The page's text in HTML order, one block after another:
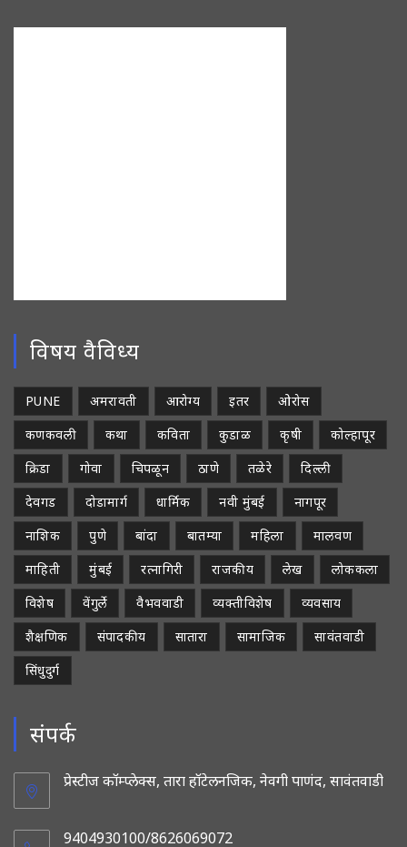
विषय वैविध्य
PUNE अमरावती आरोग्य इतर
ओरोस
कणकवली
कथा कविता कुडाळ कृषी
कोल्हापूर
क्रिडा
गोवा चिपळून ठाणे तळेरे
दिल्ली
देवगड
दोडामार्ग धार्मिक नवी मुंबई
नागपूर
नाशिक
पुणे बांदा बातम्या महिला
मालवण
माहिती
मुंबई रत्नागिरी राजकीय लेख
लोककला
विशेष
वेंगुर्ले वैभववाडी व्यक्तीविशेष
व्यवसाय
शैक्षणिक
संपादकीय सातारा सामाजिक
सावंतवाडी
सिंधुदुर्ग
संपर्क
प्रेस्टीज कॉम्प्लेक्स, तारा हॉटेलनजिक, नेवगी पाणंद, सावंतवाडी
9404930100/8626069072